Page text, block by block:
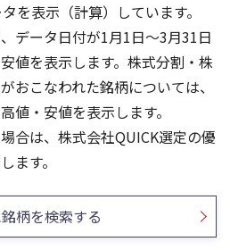
400
1,000
1,200
0
2,000
3,000
4,000
5,000
を表示（計算）しています。
データ日付が1月1日～3月31日
値を表示します。株式分割・株
おこなわれた銘柄については、
値・安値を表示します。
合は、株式会社QUICK選定の優
ます。
柄を検索する